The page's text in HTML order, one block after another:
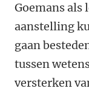
Goemans als
aanstelling
gaan
tussen
versterken